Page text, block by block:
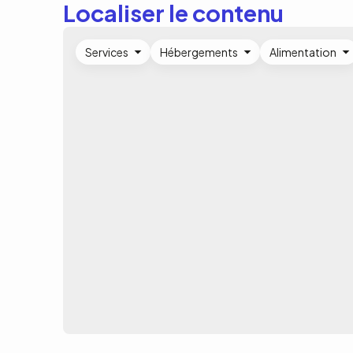
Localiser le contenu
Services Hébergements Alimentation